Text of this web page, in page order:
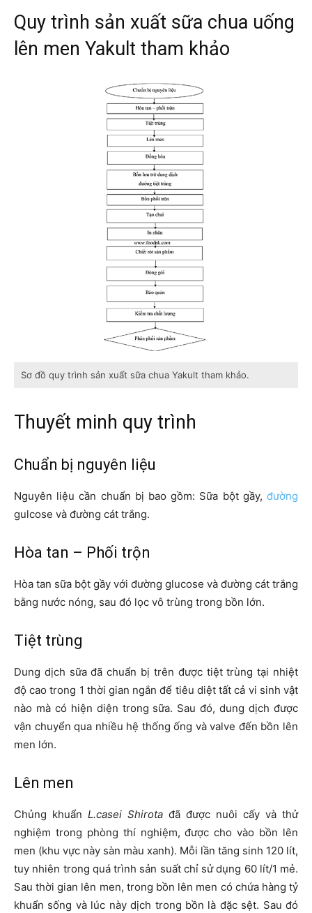
Quy trình sản xuất sữa chua uống
lên men Yakult tham khảo
Sơ đồ quy trình sản xuất sữa chua Yakult tham khảo.
Thuyết minh quy trình
Chuẩn bị nguyên liệu
Nguyên liệu cần chuẩn bị bao gồm: Sữa bột gầy, đường
gulcose và đường cát trắng.
Hòa tan – Phối trộn
Hòa tan sữa bột gầy với đường glucose và đường cát trắng
bằng nước nóng, sau đó lọc vô trùng trong bồn lớn.
Tiệt trùng
Dung dịch sữa đã chuẩn bị trên được tiệt trùng tại nhiệt
độ cao trong 1 thời gian ngắn để tiêu diệt tất cả vi sinh vật
nào mà có hiện diện trong sữa. Sau đó, dung dịch được
vận chuyển qua nhiều hệ thống ống và valve đến bồn lên
men lớn.
Lên men
Chủng khuẩn L.casei Shirota đã được nuôi cấy và thử
nghiệm trong phòng thí nghiệm, được cho vào bồn lên
men (khu vực này sàn màu xanh). Mỗi lần tăng sinh 120 lít,
tuy nhiên trong quá trình sản suất chỉ sử dụng 60 lít/1 mẻ.
Sau thời gian lên men, trong bồn lên men có chứa hàng tỷ
khuẩn sống và lúc này dịch trong bồn là đặc sệt. Sau đó